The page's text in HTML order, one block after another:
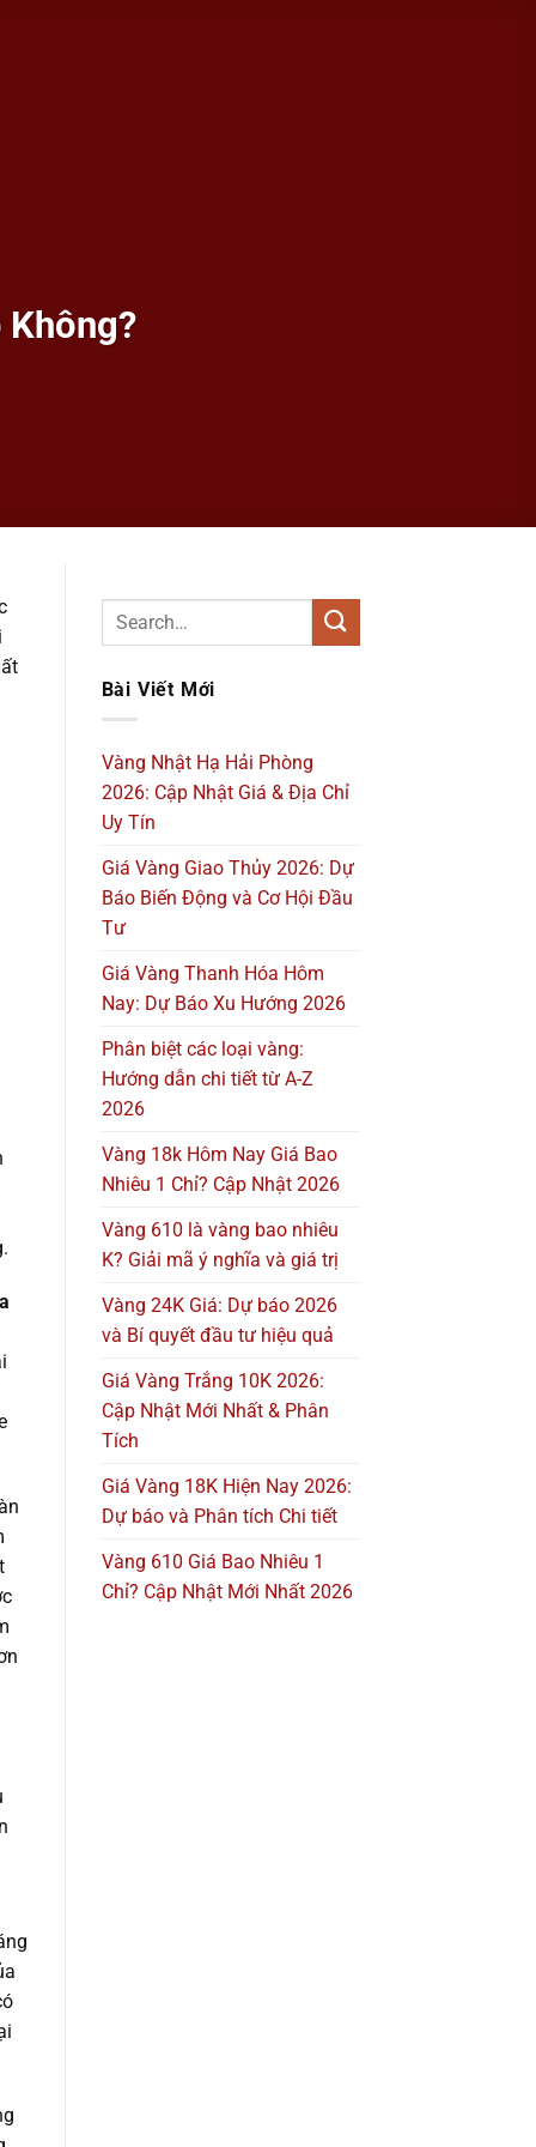
Bài Viết Mới
Vàng Nhật Hạ Hải Phòng
2026: Cập Nhật Giá & Địa Chỉ
Uy Tín
Giá Vàng Giao Thủy 2026: Dự
Báo Biến Động và Cơ Hội Đầu
Tư
Giá Vàng Thanh Hóa Hôm
Nay: Dự Báo Xu Hướng 2026
Phân biệt các loại vàng:
Hướng dẫn chi tiết từ A-Z
2026
Vàng 18k Hôm Nay Giá Bao
Nhiêu 1 Chỉ? Cập Nhật 2026
Vàng 610 là vàng bao nhiêu
K? Giải mã ý nghĩa và giá trị
Vàng 24K Giá: Dự báo 2026
và Bí quyết đầu tư hiệu quả
Giá Vàng Trắng 10K 2026:
Cập Nhật Mới Nhất & Phân
Tích
Giá Vàng 18K Hiện Nay 2026:
Dự báo và Phân tích Chi tiết
Vàng 610 Giá Bao Nhiêu 1
Chỉ? Cập Nhật Mới Nhất 2026